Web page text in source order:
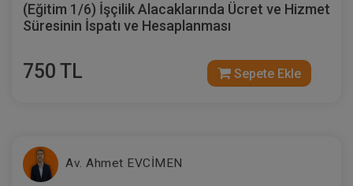
(Eğitim 1/6) İşçilik Alacaklarında Ücret ve Hizmet
Süresinin İspatı ve Hesaplanması
750 TL Sepete Ekle
Av. Ahmet EVCİMEN